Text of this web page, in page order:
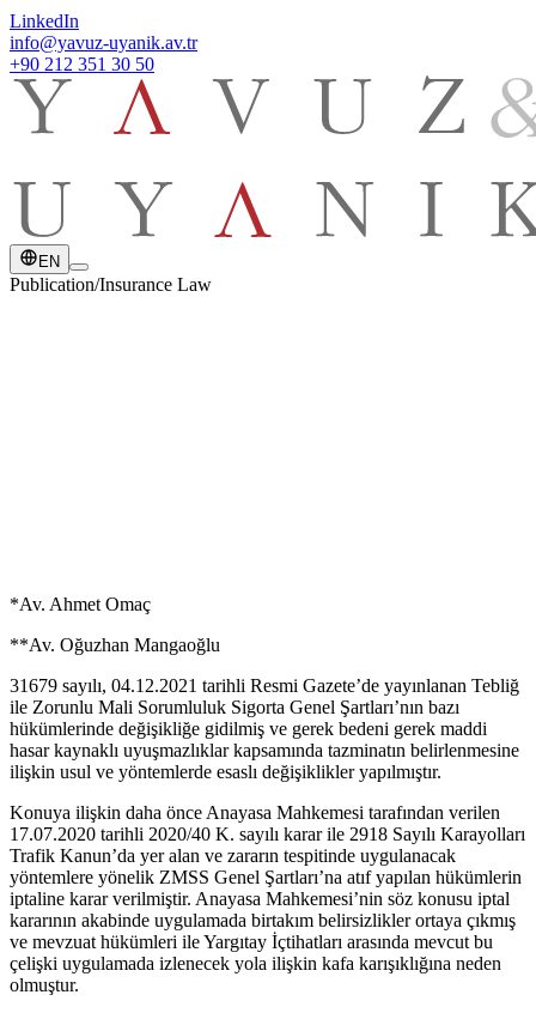
LinkedIn
info@yavuz-uyanik.av.tr
+90 212 351 30 50
EN
Publication/Insurance Law
*Av. Ahmet Omaç
**Av. Oğuzhan Mangaoğlu
31679 sayılı, 04.12.2021 tarihli Resmi Gazete’de yayınlanan Tebliğ
ile Zorunlu Mali Sorumluluk Sigorta Genel Şartları’nın bazı
hükümlerinde değişikliğe gidilmiş ve gerek bedeni gerek maddi
hasar kaynaklı uyuşmazlıklar kapsamında tazminatın belirlenmesine
ilişkin usul ve yöntemlerde esaslı değişiklikler yapılmıştır.
Konuya ilişkin daha önce Anayasa Mahkemesi tarafından verilen
17.07.2020 tarihli 2020/40 K. sayılı karar ile 2918 Sayılı Karayolları
Trafik Kanun’da yer alan ve zararın tespitinde uygulanacak
yöntemlere yönelik ZMSS Genel Şartları’na atıf yapılan hükümlerin
iptaline karar verilmiştir. Anayasa Mahkemesi’nin söz konusu iptal
kararının akabinde uygulamada birtakım belirsizlikler ortaya çıkmış
ve mevzuat hükümleri ile Yargıtay İçtihatları arasında mevcut bu
çelişki uygulamada izlenecek yola ilişkin kafa karışıklığına neden
olmuştur.